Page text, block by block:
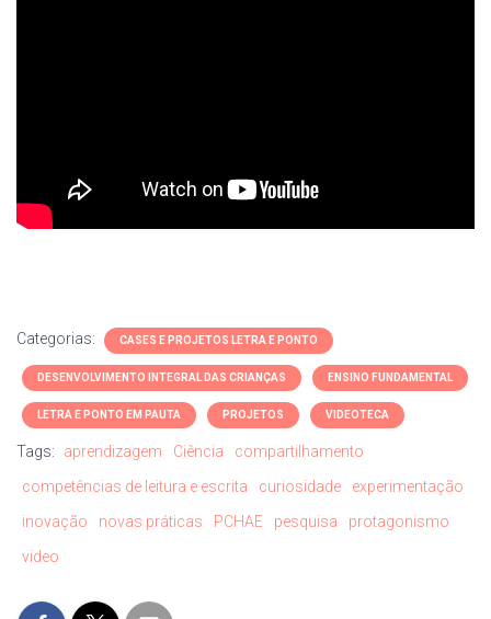
Categorias: CASES E PROJETOS LETRA E PONTO
DESENVOLVIMENTO INTEGRAL DAS CRIANÇAS ENSINO FUNDAMENTAL
LETRA E PONTO EM PAUTA PROJETOS VIDEOTECA
Tags: aprendizagem Ciência
compartilhamento
competências de leitura e escrita
curiosidade
experimentação
inovação
novas práticas PCHAE pesquisa
protagonismo
video